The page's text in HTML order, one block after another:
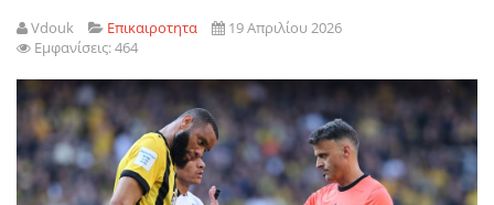
Vdouk Επικαιροτητα
19 Απριλίου 2026
Εμφανίσεις: 464